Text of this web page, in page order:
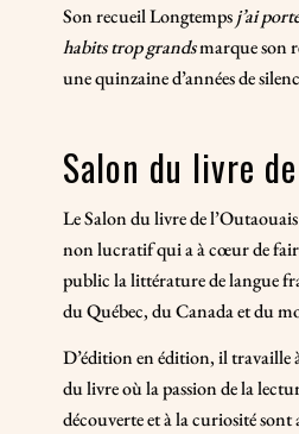
Son recueil Longtempsj’ai
habits trop grandsmarque son
une quinzaine d’années de
Salon du livre
Le Salon du livre de
non lucratif qui a à cœur de
public la littérature de langue
du Québec, du Canada et du
D’édition en édition, il travaille
du livre où la passion de la
découverte et à la curiosité sont